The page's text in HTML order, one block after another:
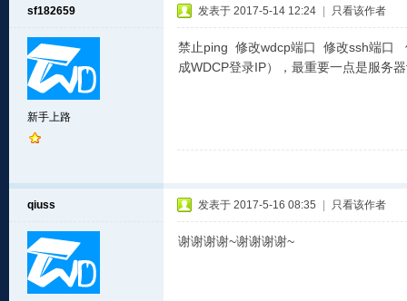
sf182659
新手上路
发表于 2017-5-14 12:24 只看该作者
禁止ping 修改wdcp端口 修改ssh端口
成WDCP登录IP），最重要一点是服务
qiuss 发表于 2017-5-16 08:35 只看该作者
谢谢谢谢~谢谢谢谢~